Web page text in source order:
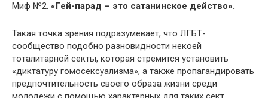
Миф №2. «Гей-парад – это сатанинское действо».
Такая точка зрения подразумевает, что ЛГБТ-
сообщество подобно разновидности некоей
тоталитарной секты, которая стремится установить
«диктатуру гомосексуализма», а также пропагандировать
предпочтительность своего образа жизни среди